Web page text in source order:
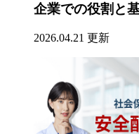
企業での役割と
2026.04.21 更新